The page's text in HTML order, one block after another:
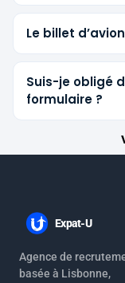
Le billet
Suis-je obligé
formulaire ?
Expat-U
Agence de
basée à Lisbonne,